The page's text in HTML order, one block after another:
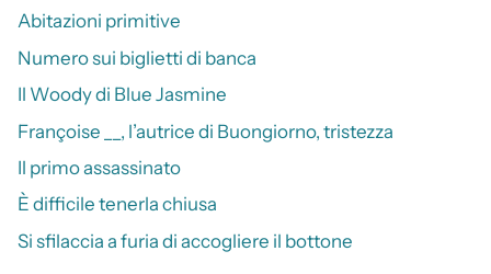
Abitazioni primitive
Numero sui biglietti di banca
Il Woody di Blue Jasmine
Françoise __, l’autrice di Buongiorno, tristezza
Il primo assassinato
È difficile tenerla chiusa
Si sfilaccia a furia di accogliere il bottone